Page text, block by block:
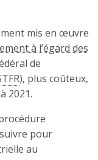
mis en œuvre
de
), plus coûteux,
2021.
pour
au